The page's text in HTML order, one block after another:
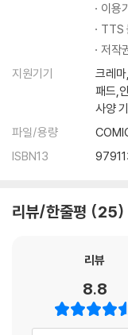
이용
TTS
저작
지원기기
크레
패드,
사양
파일/용량
ISBN13
리뷰/한줄평 25
리뷰
8.8